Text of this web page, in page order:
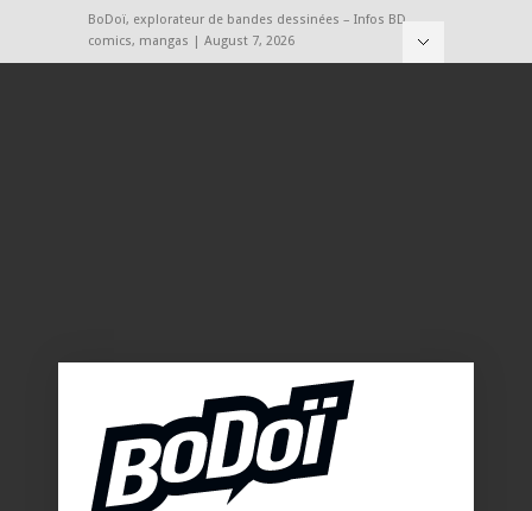
BoDoï, explorateur de bandes dessinées – Infos BD,
comics, mangas | August 7, 2026